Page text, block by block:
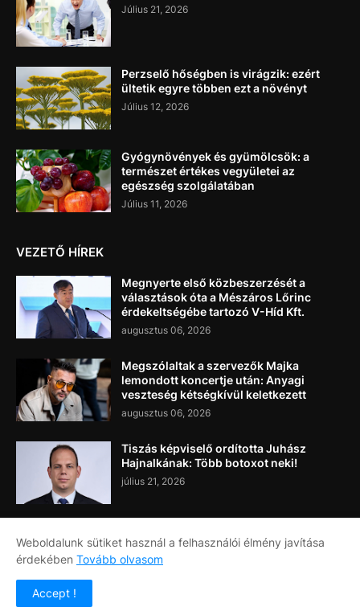
Július 21, 2026
Perzselő hőségben is virágzik: ezért
ültetik egyre többen ezt a növényt
Július 12, 2026
Gyógynövények és gyümölcsök: a
természet értékes vegyületei az
egészség szolgálatában
Július 11, 2026
VEZETŐ HÍREK
Megnyerte első közbeszerzését a
választások óta a Mészáros Lőrinc
érdekeltségébe tartozó V-Híd Kft.
augusztus 06, 2026
Megszólaltak a szervezők Majka
lemondott koncertje után: Anyagi
veszteség kétségkívül keletkezett
augusztus 06, 2026
Tiszás képviselő ordította Juhász
Hajnalkának: Több botoxot neki!
július 21, 2026
Címlap Rólunk
Weboldalunk sütiket használ a felhasználói élmény javítása
érdekében Tovább olvasom
Accept !